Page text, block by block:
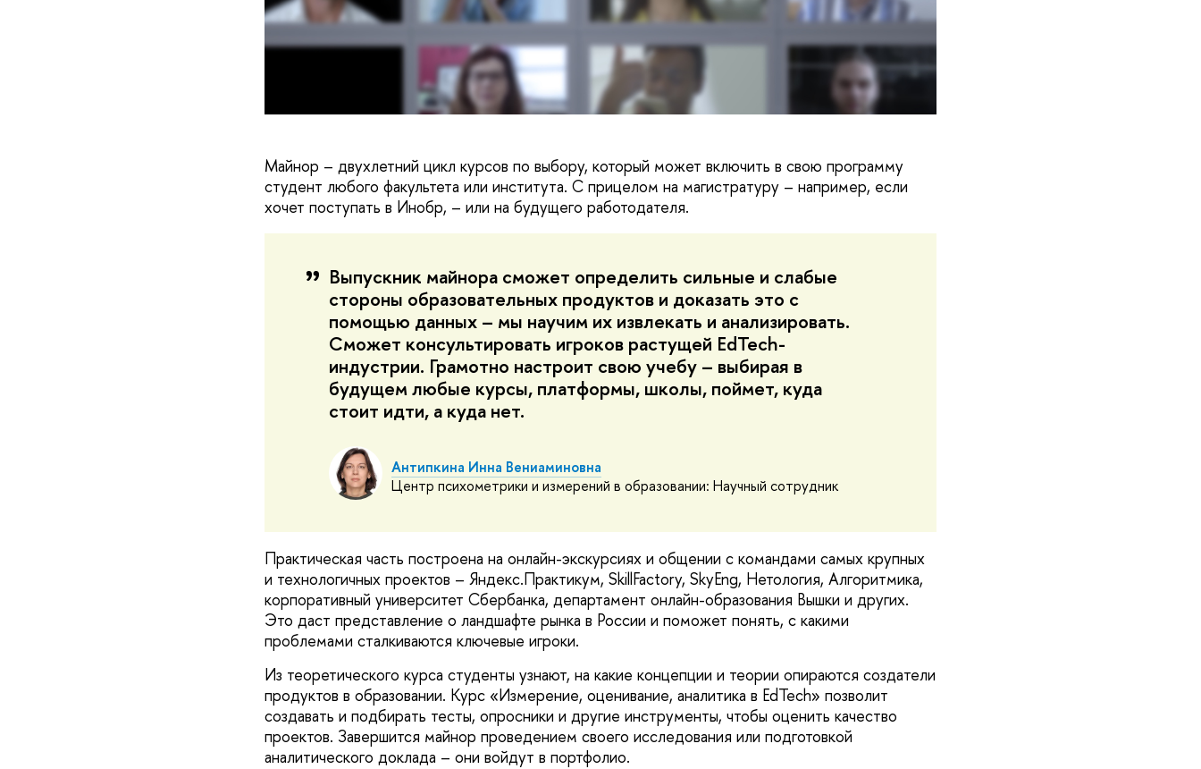
Майнор – двухлетний цикл курсов по выбору, который может включить в свою программу
студент любого факультета или института. С прицелом на магистратуру – например, если
хочет поступать в Инобр, – или на будущего работодателя.
Выпускник майнора сможет определить сильные и слабые
стороны образовательных продуктов и доказать это с
помощью данных – мы научим их извлекать и анализировать.
Сможет консультировать игроков растущей EdTech-
индустрии. Грамотно настроит свою учебу – выбирая в
будущем любые курсы, платформы, школы, поймет, куда
стоит идти, а куда нет.
Антипкина Инна Вениаминовна
Центр психометрики и измерений в образовании: Научный сотрудник
Практическая часть построена на онлайн-экскурсиях и общении с командами самых крупных
и технологичных проектов – Яндекс.Практикум, SkillFactory, SkyEng, Нетология, Алгоритмика,
корпоративный университет Сбербанка, департамент онлайн-образования Вышки и других.
Это даст представление о ландшафте рынка в России и поможет понять, с какими
проблемами сталкиваются ключевые игроки.
Из теоретического курса студенты узнают, на какие концепции и теории опираются создатели
продуктов в образовании. Курс «Измерение, оценивание, аналитика в EdTech» позволит
создавать и подбирать тесты, опросники и другие инструменты, чтобы оценить качество
проектов. Завершится майнор проведением своего исследования или подготовкой
аналитического доклада – они войдут в портфолио.